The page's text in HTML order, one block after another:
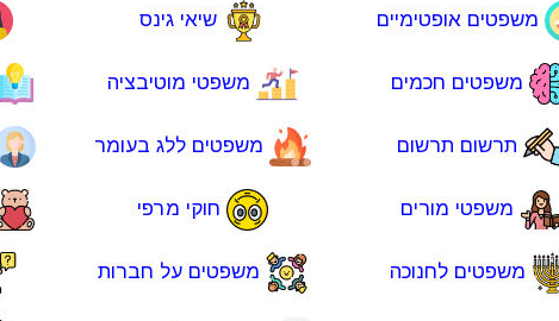
משפטים אופטימיים שיאי גינס
משפטים חכמים משפטי מוטיבציה
תרשום תרשום משפטים ללג בעומר
משפטי מורים חוקי מרפי
משפטים לחנוכה משפטים על חברות